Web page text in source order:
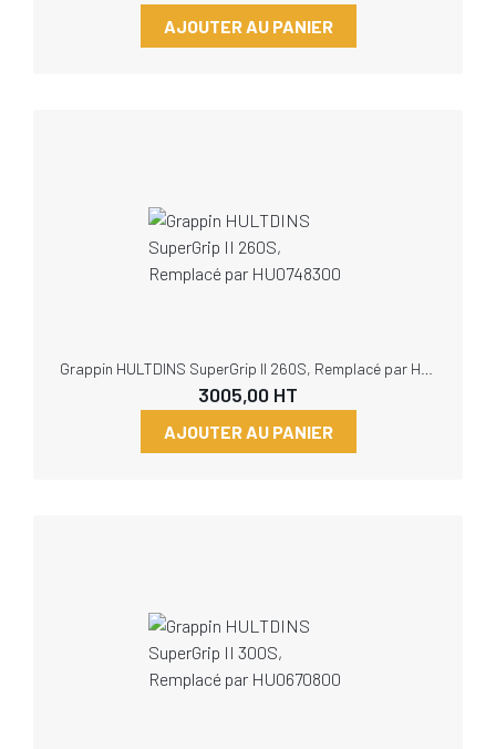
AJOUTER AU PANIER
3005,00 HT
AJOUTER AU PANIER